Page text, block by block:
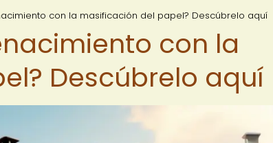
con la masificación del papel? Descúbrelo aquí
con la
Descúbrelo aquí